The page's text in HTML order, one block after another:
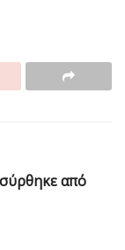
από